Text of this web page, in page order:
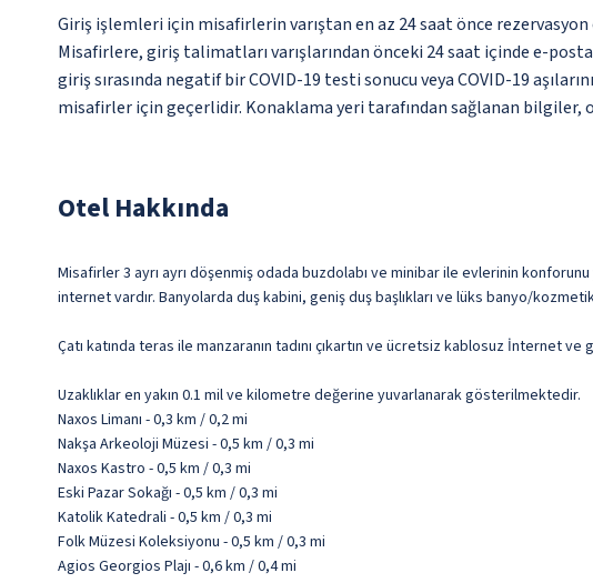
Giriş işlemleri için misafirlerin varıştan en az 24 saat önce
Misafirlere, giriş talimatları varışlarından önceki 24 saat içinde e-
giriş sırasında negatif bir COVID-19 testi sonucu veya COVID-19
misafirler için geçerlidir. Konaklama yeri tarafından sağlanan
Otel Hakkında
Misafirler 3 ayrı ayrı döşenmiş odada buzdolabı ve minibar ile evlerinin
internet vardır. Banyolarda duş kabini, geniş duş başlıkları ve lüks banyo/
Çatı katında teras ile manzaranın tadını çıkartın ve ücretsiz kablosuz İnternet
Uzaklıklar en yakın 0.1 mil ve kilometre değerine yuvarlanarak gösterilmektedir.
Naxos Limanı - 0,3 km / 0,2 mi
Nakşa Arkeoloji Müzesi - 0,5 km / 0,3 mi
Naxos Kastro - 0,5 km / 0,3 mi
Eski Pazar Sokağı - 0,5 km / 0,3 mi
Katolik Katedrali - 0,5 km / 0,3 mi
Folk Müzesi Koleksiyonu - 0,5 km / 0,3 mi
Agios Georgios Plajı - 0,6 km / 0,4 mi